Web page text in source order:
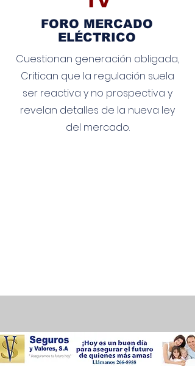
FORO MERCADO
ELÉCTRICO
Cuestionan generación obligada,
Critican que la regulación suela
ser reactiva y no prospectiva y
revelan detalles de la nueva ley
del mercado.